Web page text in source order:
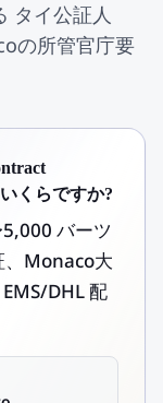
タイ公証人
の所管官庁要
くらですか?
バーツ
、Monaco大
DHL 配